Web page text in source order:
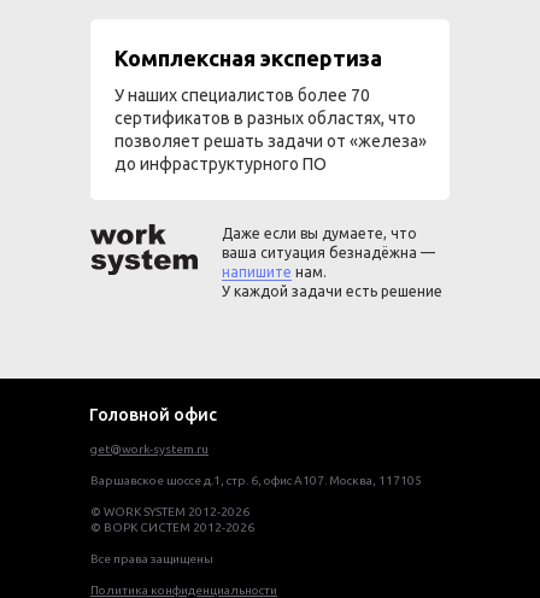
Комплексная экспертиза
У наших специалистов более 70
сертификатов в разных областях, что
позволяет решать задачи от «железа»
до инфраструктурного ПО
Даже если вы думаете, что
ваша ситуация безнадёжна —
напишите нам.
У каждой задачи есть решение
get@work-system.ru
Варшавское шоссе д.1, стр. 6, офис А107. Москва, 117105
© WORK SYSTEM 2012-2026
© ВОРК СИСТЕМ 2012-2026
Все права защищены
Политика конфиденциальности
Головной офис